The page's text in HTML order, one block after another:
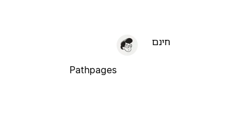
חינם
Pathpages